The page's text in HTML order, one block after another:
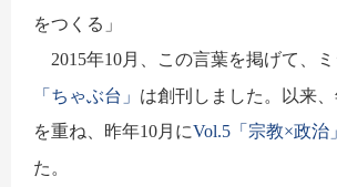
をつくる」
2015年10月、この言葉を掲げて、
「ちゃぶ台」 は創刊しました。以来
を重ね、昨年10月にVol.5 「宗教×政治
た。